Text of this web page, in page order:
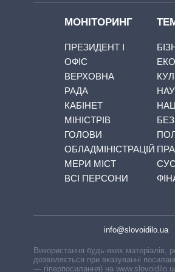
МОНІТОРИНГ
ПРЕЗИДЕНТ І
ОФІС
ВЕРХОВНА
РАДА
КАБІНЕТ
МІНІСТРІВ
ГОЛОВИ
ОБЛАДМІНІСТРАЦІЙ
МЕРИ МІСТ
ВСІ ПЕРСОНИ
info@slovoidilo.ua
Використання будь-яких матеріалів,
дозволяється при вказуванні
— гіперпосилання) на